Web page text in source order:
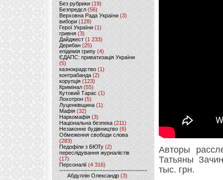
Без рубрики (19)
Безпредєл(56)
Верховна Рада України (3)
вибори(128)
Герої України(1)
гривня (3)
Дайджест (1 233)
Дерибан (25)
епідемія грипу (4)
ЄДАПС: приватизація України
(5)
казнокрадство (1)
контрабанда (2)
корупція (123)
Кримінал (55)
Кутовий Тарас (1)
Лохотрон(5)
Луценківщина (1)
Мафія (32)
Наркомафія (3)
Національна безпека (211)
Незаконне будівництво(6)
Обмеження свободи слова
(283)
Педофіли з БЮТу (2)
переслідування журналістів
(17)
Персоналії (4 316)
Абдуллін Олександр (3)
Авторы
Татьяны
тыс. грн.